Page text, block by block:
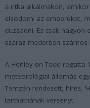
a ritka alkalmakon,
elsodorni az embereket,
duzzadni. Ez csak nagyon
száraz mederben számos
A Henley-on-Todd regatta
meteorológiai állomás
Temzén rendezett, híres,
tarthatnának versenyt.